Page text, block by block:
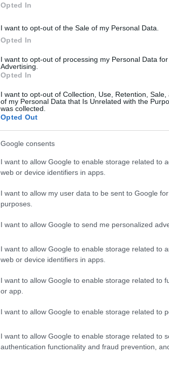
Opted In
I want to opt-out of the Sale of my Personal Data.
Opted In
I want to opt-out of processing my Personal Data for
Advertising.
Opted In
I want to opt-out of Collection, Use, Retention, Sale,
of my Personal Data that Is Unrelated with the
was collected.
Opted Out
Google consents
I want to allow Google to enable storage related to
web or device identifiers in apps.
I want to allow my user data to be sent to Google
purposes.
I want to allow Google to send me personalized
I want to allow Google to enable storage related to
web or device identifiers in apps.
I want to allow Google to enable storage related to
or app.
I want to allow Google to enable storage related to
I want to allow Google to enable storage related to
authentication functionality and fraud prevention,